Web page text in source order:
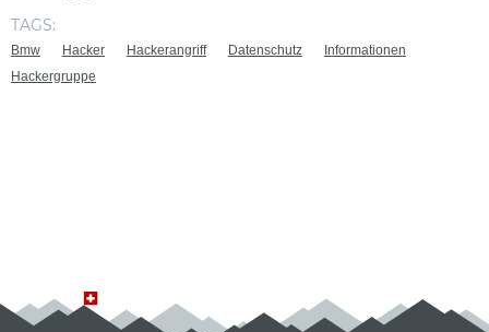
TAGS:
Bmw Hacker Hackerangriff Datenschutz
Informationen
Hackergruppe